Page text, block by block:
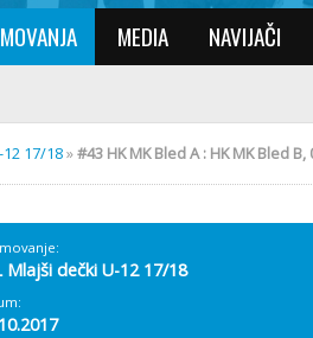
MEDIA NAVIJAČI
17/18»#43 HK MK Bled A : HK MK Bled B,
Mlajši dečki U-12 17/18